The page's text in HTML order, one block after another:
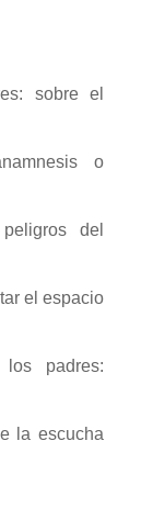
sobre el
o
del
el espacio
padres:
la escucha